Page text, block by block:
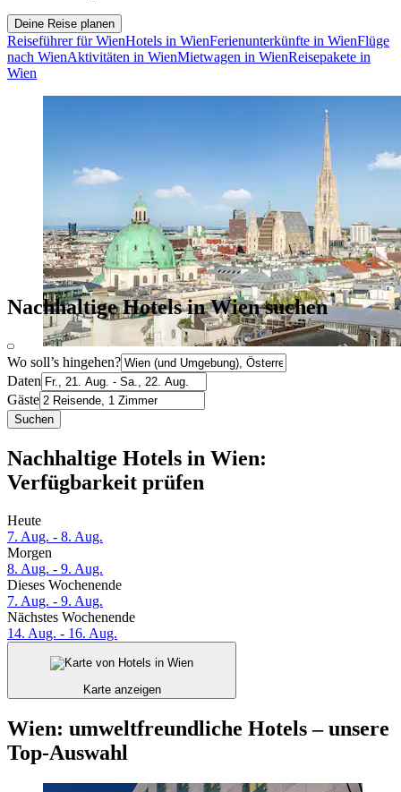
Deine Reise planen
Reiseführer für WienHotels in WienFerienunterkünfte in WienFlüge
nach WienAktivitäten in WienMietwagen in WienReisepakete in
Wien
Nachhaltige Hotels in Wien suchen
Wo soll’s hingehen?
Daten
Gäste
Suchen
Nachhaltige Hotels in Wien:
Verfügbarkeit prüfen
Heute
7. Aug. - 8. Aug.
Morgen
8. Aug. - 9. Aug.
Dieses Wochenende
7. Aug. - 9. Aug.
Nächstes Wochenende
14. Aug. - 16. Aug.
Karte anzeigen
Wien: umweltfreundliche Hotels – unsere
Top-Auswahl